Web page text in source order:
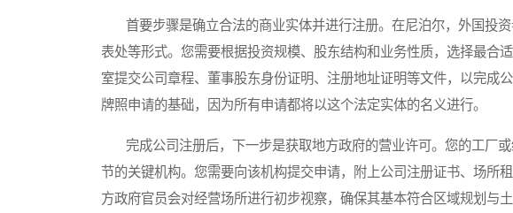
首要步骤是确立合法的商业实体并进行注册。在尼泊尔，外国投资
表处等形式。您需要根据投资规模、股东结构和业务性质，选择最合
室提交公司章程、董事股东身份证明、注册地址证明等文件，以完成
牌照申请的基础，因为所有申请都将以这个法定实体的名义进行。
完成公司注册后，下一步是获取地方政府的营业许可。您的工厂或
节的关键机构。您需要向该机构提交申请，附上公司注册证书、场所
方政府官员会对经营场所进行初步视察，确保其基本符合区域规划与